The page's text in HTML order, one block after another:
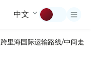
中文
跨里海国际运输路线/中间走廊